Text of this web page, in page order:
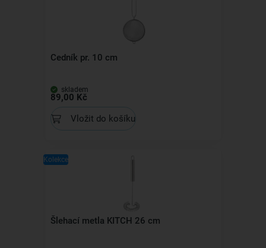
Cedník pr. 10 cm
skladem
89,00 Kč
Vložit do košíku
Kolekce
Šlehací metla KITCH 26 cm